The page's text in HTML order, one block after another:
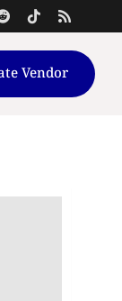
Vendor